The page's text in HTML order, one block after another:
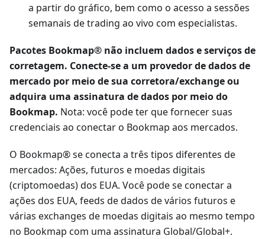
a partir do gráfico, bem como o acesso a sessões
semanais de trading ao vivo com especialistas.
Pacotes Bookmap® não incluem dados e serviços de
corretagem. Conecte-se a um provedor de dados de
mercado por meio de sua corretora/exchange ou
adquira uma assinatura de dados por meio do
Bookmap. Nota: você pode ter que fornecer suas
credenciais ao conectar o Bookmap aos mercados.
O Bookmap® se conecta a três tipos diferentes de
mercados: Ações, futuros e moedas digitais
(criptomoedas) dos EUA. Você pode se conectar a
ações dos EUA, feeds de dados de vários futuros e
várias exchanges de moedas digitais ao mesmo tempo
no Bookmap com uma assinatura Global/Global+.